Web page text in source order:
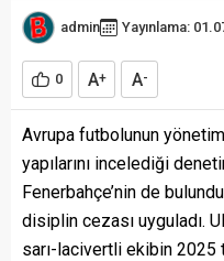
admin Yayınlama:
0 A+ A-
Avrupa futbolunun
yapılarını incelediği
Fenerbahçe’nin de
disiplin cezası uyguladı.
sarı-lacivertli ekibin 2025